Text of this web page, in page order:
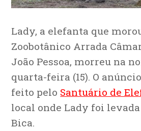
Lady, a elefanta que
Zoobotânico Arrada
João Pessoa, morreu na
quarta-feira (15). O
feito pelo Santuário de
local onde Lady foi
Bica.